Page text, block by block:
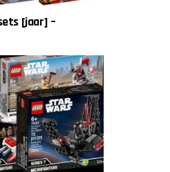
[jaar] –